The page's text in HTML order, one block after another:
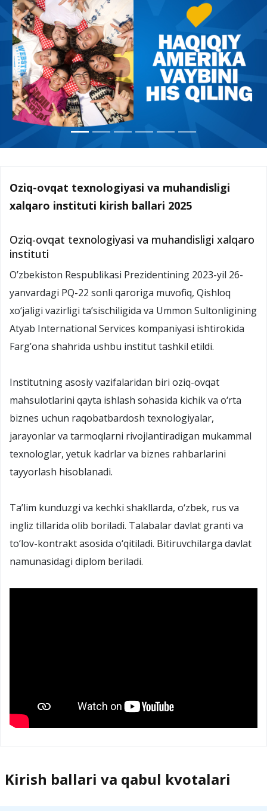
Oziq-ovqat texnologiyasi va muhandisligi
xalqaro instituti kirish ballari 2025
Oziq-ovqat texnologiyasi va muhandisligi xalqaro
instituti
O’zbekiston Respublikasi Prezidentining 2023-yil 26-
yanvardagi PQ-22 sonli qaroriga muvofiq, Qishloq
xo‘jaligi vazirligi ta’sischiligida va Ummon Sultonligining
Atyab International Services kompaniyasi ishtirokida
Farg’ona shahrida ushbu institut tashkil etildi.
Institutning asosiy vazifalaridan biri oziq-ovqat
mahsulotlarini qayta ishlash sohasida kichik va o‘rta
biznes uchun raqobatbardosh texnologiyalar,
jarayonlar va tarmoqlarni rivojlantiradigan mukammal
texnologlar, yetuk kadrlar va biznes rahbarlarini
tayyorlash hisoblanadi.
Ta’lim kunduzgi va kechki shakllarda, o‘zbek, rus va
ingliz tillarida olib boriladi. Talabalar davlat granti va
to‘lov-kontrakt asosida o‘qitiladi. Bitiruvchilarga davlat
namunasidagi diplom beriladi.
Kirish ballari va qabul kvotalari